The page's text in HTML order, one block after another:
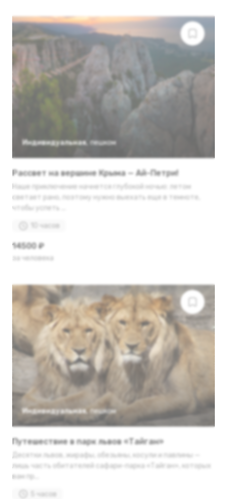
Индивидуальная, пешком
Рассвет на вершине Крыма — Ай-Петри!
Наше приключение начнется глубокой ночью: летом
светает рано, поэтому нужно выехать еще в темноте,
чтобы успеть ...
10 часов
14500 ₽
за человека
Индивидуальная пешком
Путешествие в парк львов «Тайган»
Десятки львов, жирафы, обезьяны, косули и павлины —
лишь часть обитателей сафари-парка «Тайган», которых
вам пр...
5 часов